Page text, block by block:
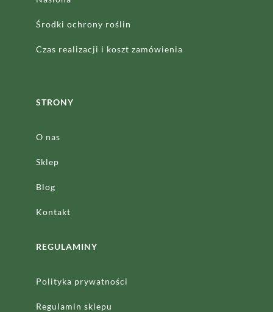
Środki ochrony roślin
Czas realizacji i koszt zamówienia
STRONY
O nas
Sklep
Blog
Kontakt
REGULAMINY
Polityka prywatności
Regulamin sklepu